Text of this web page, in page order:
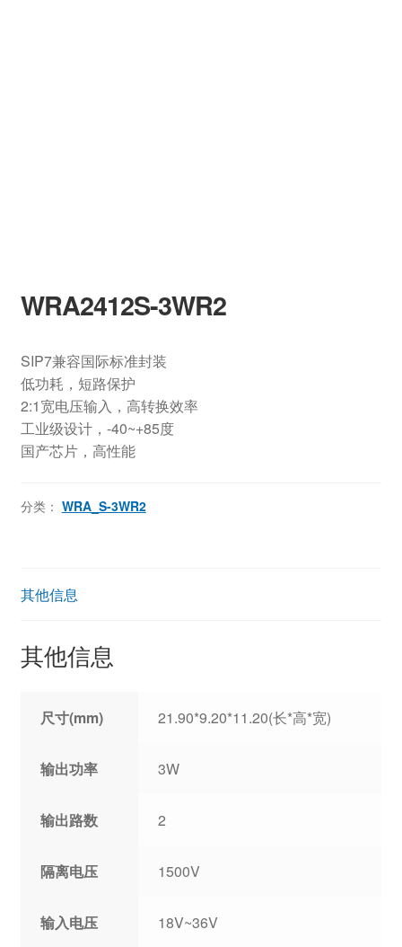
WRA2412S-3WR2
SIP7兼容国际标准封装
低功耗，短路保护
2:1宽电压输入，高转换效率
工业级设计，-40~+85度
国产芯片，高性能
分类： WRA_S-3WR2
其他信息
其他信息
尺寸(mm) 21.90*9.20*11.20(长*高*宽)
输出功率 3W
输出路数 2
隔离电压 1500V
输入电压 18V~36V